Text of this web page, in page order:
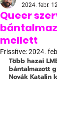
Queer
mellett
2024. febr.
Frissítve:2024.
Több hazai
bántalmazott
Novák Katalin